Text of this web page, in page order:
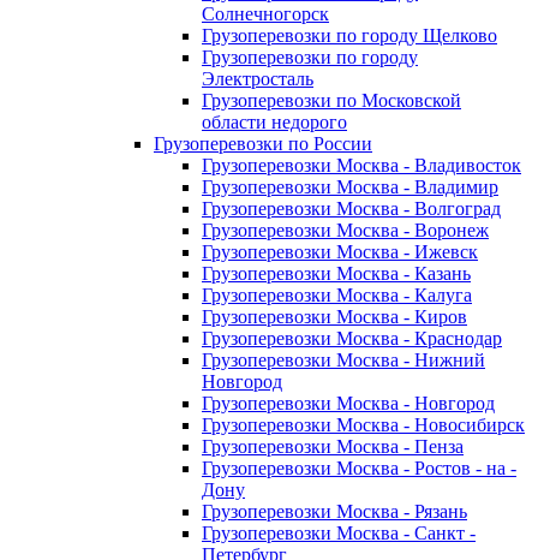
Солнечногорск
Грузоперевозки по городу Щелково
Грузоперевозки по городу
Электросталь
Грузоперевозки по Московской
области недорого
Грузоперевозки по России
Грузоперевозки Москва - Владивосток
Грузоперевозки Москва - Владимир
Грузоперевозки Москва - Волгоград
Грузоперевозки Москва - Воронеж
Грузоперевозки Москва - Ижевск
Грузоперевозки Москва - Казань
Грузоперевозки Москва - Калуга
Грузоперевозки Москва - Киров
Грузоперевозки Москва - Краснодар
Грузоперевозки Москва - Нижний
Новгород
Грузоперевозки Москва - Новгород
Грузоперевозки Москва - Новосибирск
Грузоперевозки Москва - Пенза
Грузоперевозки Москва - Ростов - на -
Дону
Грузоперевозки Москва - Рязань
Грузоперевозки Москва - Санкт -
Петербург